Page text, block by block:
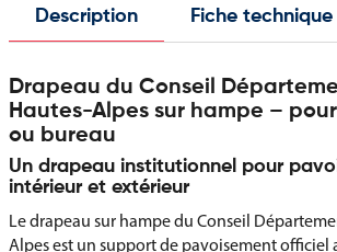
Description Fiche technique
Drapeau du Conseil
Hautes-Alpes sur hampe –
ou bureau
Un drapeau institutionnel pour
intérieur et extérieur
Le drapeau sur hampe du Conseil
Alpes est un support de pavoisement officiel